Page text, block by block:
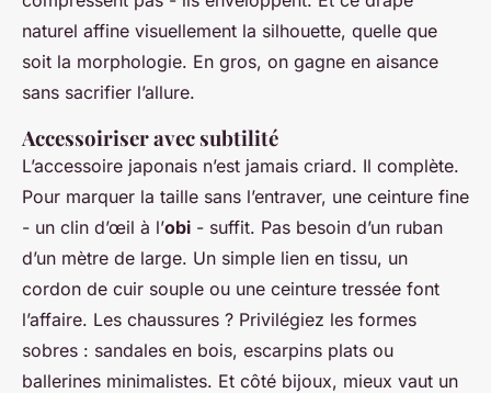
naturel affine visuellement la silhouette, quelle que
soit la morphologie. En gros, on gagne en aisance
sans sacrifier l’allure.
Accessoiriser avec subtilité
L’accessoire japonais n’est jamais criard. Il complète.
Pour marquer la taille sans l’entraver, une ceinture fine
- un clin d’œil à l’obi - suffit. Pas besoin d’un ruban
d’un mètre de large. Un simple lien en tissu, un
cordon de cuir souple ou une ceinture tressée font
l’affaire. Les chaussures ? Privilégiez les formes
sobres : sandales en bois, escarpins plats ou
ballerines minimalistes. Et côté bijoux, mieux vaut un